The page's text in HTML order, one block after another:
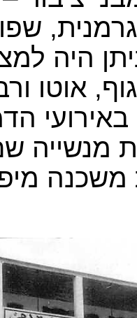
היה
אוטו
מנשייה